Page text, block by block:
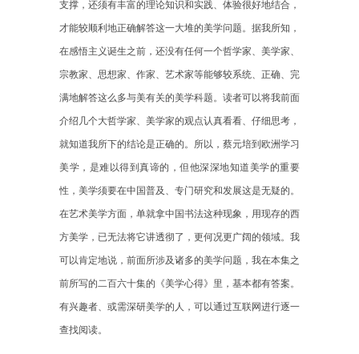
支撑，还须有丰富的理论知识和实践、体验很好地结合，
才能较顺利地正确解答这一大堆的美学问题。据我所知，
在感悟主义诞生之前，还没有任何一个哲学家、美学家、
宗教家、思想家、作家、艺术家等能够较系统、正确、完
满地解答这么多与美有关的美学科题。读者可以将我前面
介绍几个大哲学家、美学家的观点认真看看、仔细思考，
就知道我所下的结论是正确的。所以，蔡元培到欧洲学习
美学，是难以得到真谛的，但他深深地知道美学的重要
性，美学须要在中国普及、专门研究和发展这是无疑的。
在艺术美学方面，单就拿中国书法这种现象，用现存的西
方美学，已无法将它讲透彻了，更何况更广阔的领域。我
可以肯定地说，前面所涉及诸多的美学问题，我在本集之
前所写的二百六十集的《美学心得》里，基本都有答案。
有兴趣者、或需深研美学的人，可以通过互联网进行逐一
查找阅读。